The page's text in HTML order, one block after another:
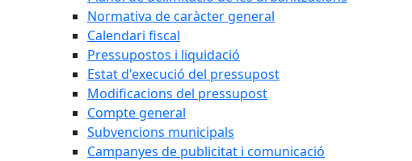
Normativa de caràcter general
Calendari fiscal
Pressupostos i liquidació
Estat d'execució del pressupost
Modificacions del pressupost
Compte general
Subvencions municipals
Campanyes de publicitat i comunicació